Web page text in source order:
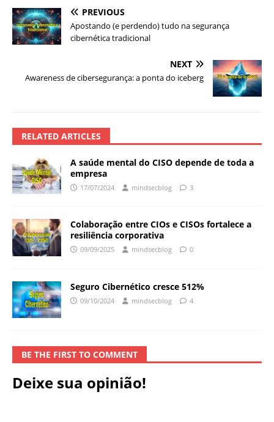
PREVIOUS
Apostando (e perdendo) tudo na segurança
cibernética tradicional
NEXT
Awareness de cibersegurança: a ponta do iceberg
RELATED ARTICLES
A saúde mental do CISO depende de toda a
empresa
17/07/2024 mindsecblog 3
Colaboração entre CIOs e CISOs fortalece a
resiliência corporativa
09/09/2025 mindsecblog 0
Seguro Cibernético cresce 512%
09/10/2024 mindsecblog 4
BE THE FIRST TO COMMENT
Deixe sua opinião!